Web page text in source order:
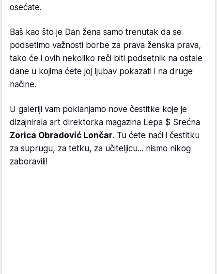
osećate.
Baš kao što je Dan žena samo trenutak da se
podsetimo važnosti borbe za prava ženska prava,
tako će i ovih nekoliko reči biti podsetnik na ostale
dane u kojima ćete joj ljubav pokazati i na druge
načine.
U galeriji vam poklanjamo nove čestitke koje je
dizajnirala art direktorka magazina Lepa $ Srećna
Zorica Obradović Lončar. Tu ćete naći i čestitku
za suprugu, za tetku, za učiteljicu... nismo nikog
zaboravili!